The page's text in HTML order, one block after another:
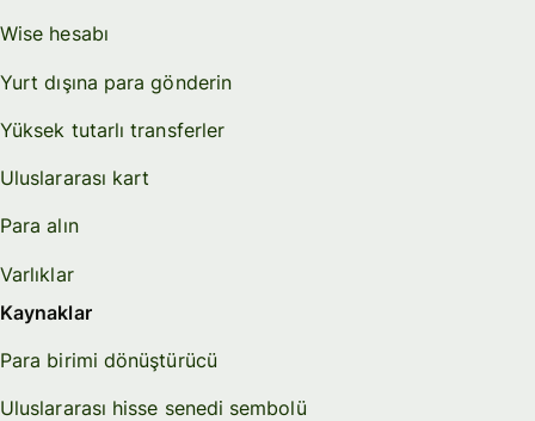
Wise hesabı
Yurt dışına para gönderin
Yüksek tutarlı transferler
Uluslararası kart
Para alın
Varlıklar
Kaynaklar
Para birimi dönüştürücü
Uluslararası hisse senedi sembolü